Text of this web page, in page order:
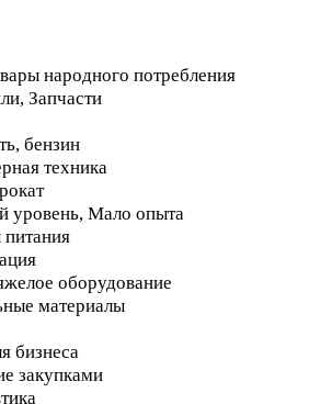
народного потребления
Запчасти
бензин
техника
уровень, Мало опыта
оборудование
материалы
бизнеса
закупками